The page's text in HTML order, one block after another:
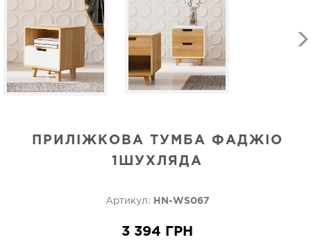
ПРИЛІЖКОВА ТУМБА ФАДЖІО
1ШУХЛЯДА
Артикул: HN-WS067
3 394 ГРН